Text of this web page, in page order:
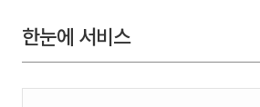
권
뉴
열
한눈에 서비스